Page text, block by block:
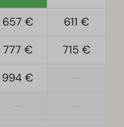
657 € 611 €
777 € 715 €
994 €